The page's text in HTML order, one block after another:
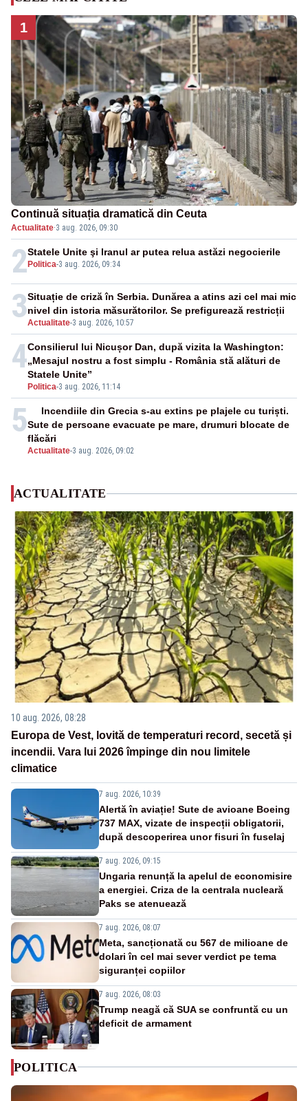
1
Continuă situația dramatică din Ceuta
Actualitate·3 aug. 2026, 09:30
2 Politica-3 aug. 2026, 09:34
Statele Unite şi Iranul ar putea relua astăzi negocierile
3Actualitate-3 aug. 2026, 10:57
Situație de criză în Serbia. Dunărea a atins azi cel mai mic
nivel din istoria măsurătorilor. Se prefigurează restricții
4
Politica-3 aug. 2026, 11:14
Consilierul lui Nicușor Dan, după vizita la Washington:
„Mesajul nostru a fost simplu - România stă alături de
Statele Unite”
5
Actualitate-3 aug. 2026, 09:02
Incendiile din Grecia s-au extins pe plajele cu turiști.
Sute de persoane evacuate pe mare, drumuri blocate de
flăcări
ACTUALITATE
10 aug. 2026, 08:28
Europa de Vest, lovită de temperaturi record, secetă și
incendii. Vara lui 2026 împinge din nou limitele
climatice
7 aug. 2026, 10:39
Alertă în aviație! Sute de avioane Boeing
737 MAX, vizate de inspecții obligatorii,
după descoperirea unor fisuri în fuselaj
7 aug. 2026, 09:15
Ungaria renunță la apelul de economisire
a energiei. Criza de la centrala nucleară
Paks se atenuează
7 aug. 2026, 08:07
Meta, sancționată cu 567 de milioane de
dolari în cel mai sever verdict pe tema
siguranței copiilor
7 aug. 2026, 08:03
Trump neagă că SUA se confruntă cu un
deficit de armament
POLITICA